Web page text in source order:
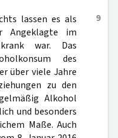
9
lassen es als
Angeklagte im
war. Das
des
über viele Jahre
zu den
Alkohol
und besonders
Maße. Auch